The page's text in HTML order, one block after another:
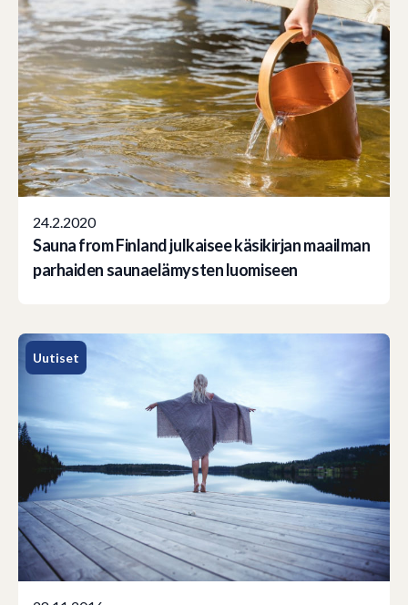
24.2.2020
Sauna from Finland julkaisee käsikirjan maailman
parhaiden saunaelämysten luomiseen
Uutiset